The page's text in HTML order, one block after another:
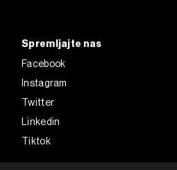
Spremljajte nas
Facebook
Instagram
Twitter
Linkedin
Tiktok